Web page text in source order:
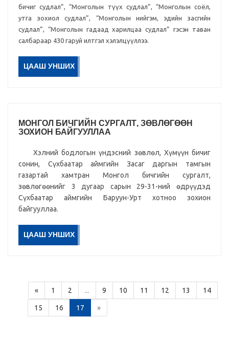
бичиг судлал”, “Монголын түүх судлал”, “Монголын соёл,
утга зохиол судлал”, “Монголын нийгэм, эдийн засгийн
судлал”, “Монголын гадаад харилцаа судлал” гэсэн таван
салбараар 430 гаруй илтгэл хэлэлцүүллээ.
ЦААШ УНШИХ
МОНГОЛ БИЧГИЙН СУРГАЛТ, ЗӨВЛӨГӨӨН
ЗОХИОН БАЙГУУЛЛАА
Хэлний бодлогын үндэсний зөвлөл, Хүмүүн бичиг
сонин, Сүхбаатар аймгийн Засаг даргын тамгын
газартай хамтран Монгол бичгийн сургалт,
зөвлөгөөнийг 3 дугаар сарын 29-31-ний өдрүүдэд
Сүхбаатар аймгийн Баруун-Урт хотноо зохион
байгууллаа.
ЦААШ УНШИХ
« 1 2 ... 9 10 11 12 13 14
15 16 17 »